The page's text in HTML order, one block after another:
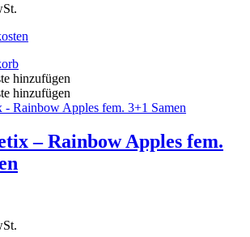
hinzufügen
hinzufügen
– Rainbow Apples fem.